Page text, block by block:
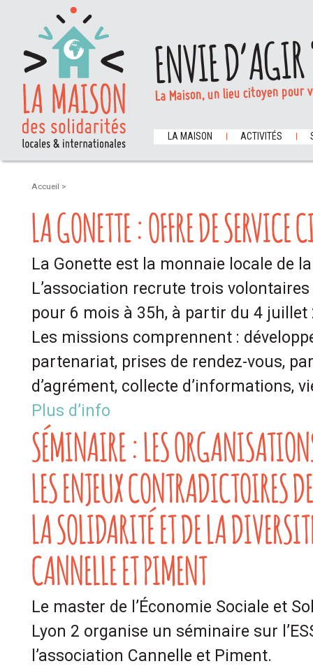
ENVIE
La Maison, un lieu citoyen
LA MAISON ACTIVITÉS
Accueil >
LA GONETTE : OFFRE DE SERVICE
La Gonette est la monnaie locale de
L’association recrute trois
pour 6 mois à 35h, à partir du 4 juillet
Les missions comprennent :
partenariat, prises de rendez-vous,
d’agrément, collecte d’informations,
Plus d’info
SÉMINAIRE : LES
LES ENJEUX CONTRADICTOIRES
LA SOLIDARITÉ ET DE LA
CANNELLE ET PIMENT
Le master de l’Économie Sociale et
Lyon 2 organise un séminaire sur
l’association Cannelle et Piment.